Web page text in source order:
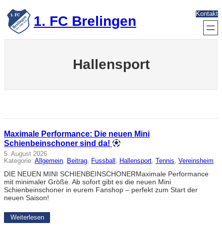
Zum
Inhalt
springen 1. FC Brelingen Kontakt
Hallensport
Maximale Performance: Die neuen Mini
Schienbeinschoner sind da!
5. August 2026
Kategorie: Allgemein, Beitrag, Fussball , Hallensport, Tennis, Vereinsheim
DIE NEUEN MINI SCHIENBEINSCHONERMaximale Performance
mit minimaler Größe. Ab sofort gibt es die neuen Mini
Schienbeinschoner in eurem Fanshop – perfekt zum Start der
neuen Saison!
Weiterlesen